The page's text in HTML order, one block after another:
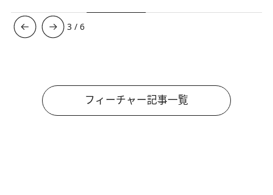
3 /6
フィーチャー記事一覧